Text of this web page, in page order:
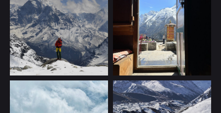
Контакты
+358 40 570 16 20
What’s App
Telegram
Все направления
Килиманджаро
Непал
Доломиты
Швейцария
Тибет
N.33
TRAVEL